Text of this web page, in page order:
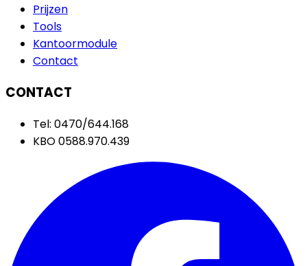
Prijzen
Tools
Kantoormodule
Contact
CONTACT
Tel: 0470/644.168
KBO 0588.970.439